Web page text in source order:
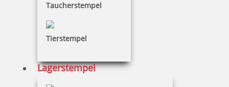
Taucherstempel
Tierstempel
Lagerstempel